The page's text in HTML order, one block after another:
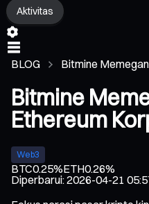
Aktivitas
BLOG Bitmine
Bitmine
Ethereum
Web3
BTC0.25%ETH0.26%
Diperbarui:2026-04-21